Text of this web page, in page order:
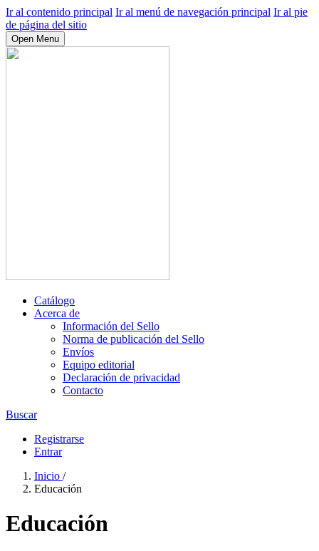
Ir al contenido principal Ir al menú de navegación principal Ir al pie
de página del sitio
Open Menu
Catálogo
Acerca de
Información del Sello
Norma de publicación del Sello
Envíos
Equipo editorial
Declaración de privacidad
Contacto
Buscar
Registrarse
Entrar
Inicio /
Educación
Educación